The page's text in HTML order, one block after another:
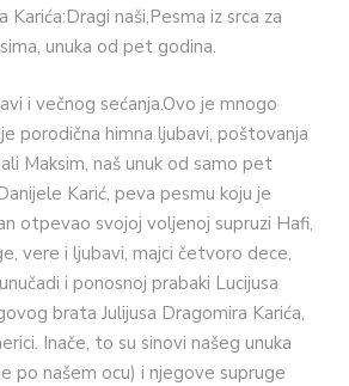
Karića:Dragi naši,Pesma iz srca za
unuka od pet godina.
i večnog sećanja.Ovo je mnogo
porodična himna ljubavi, poštovanja
Maksim, naš unuk od samo pet
Karić, peva pesmu koju je
otpevao svojoj voljenoj supruzi Hafi,
vere i ljubavi, majci četvoro dece,
i ponosnoj prabaki Lucijusa
brata Julijusa Dragomira Karića,
Inače, to su sinovi našeg unuka
po našem ocu) i njegove supruge